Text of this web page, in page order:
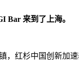
Bar 来到了上海。
，红杉中国创新加